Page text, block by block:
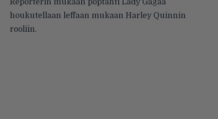
Reporterin mukaan poptähti Lady Gagaa
houkutellaan leffaan mukaan Harley Quinnin
rooliin.